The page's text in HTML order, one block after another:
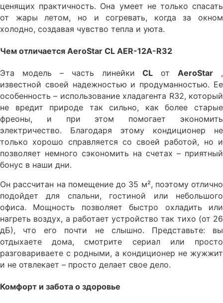
ценящих практичность. Она умеет не только спасать
от жары летом, но и согревать, когда за окном
холодно, создавая чувство тепла и уюта.
Чем отличается AeroStar CL AER-12A-R32
Эта модель – часть линейкиCL отAeroStar ,
известной своей надежностью и продуманностью. Ее
особенность – использование хладагента R32, который
не вредит природе так сильно, как более старые
фреоны, и при этом помогает экономить
электричество. Благодаря этому кондиционер не
только хорошо справляется со своей работой, но и
позволяет немного сэкономить на счетах – приятный
бонус в наши дни.
Он рассчитан на помещение до 35 м², поэтому отлично
подойдет для спальни, гостиной или небольшого
офиса. Мощность позволяет быстро охладить или
нагреть воздух, а работает устройство так тихо (от 26
дБ), что его почти не слышно. Представьте: вы
отдыхаете дома, смотрите сериал или просто
разговариваете с родными, а кондиционер не жужжит
и не отвлекает – просто делает свое дело.
Комфорт и забота о здоровье